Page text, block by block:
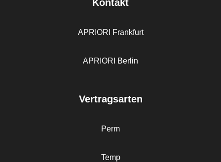
Kontakt
APRIORI Frankfurt
APRIORI Berlin
Vertragsarten
Perm
Temp